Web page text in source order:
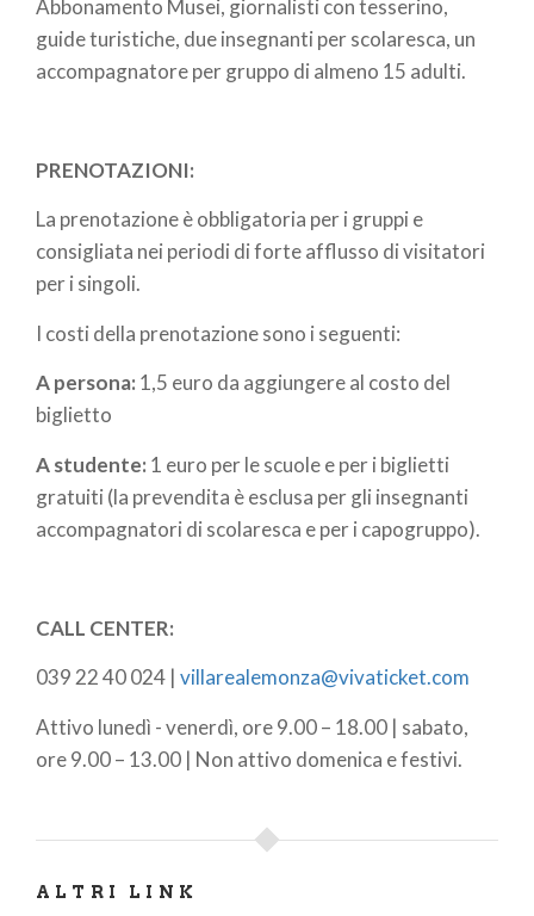
Abbonamento Musei, giornalisti con tesserino,
guide turistiche, due insegnanti per scolaresca, un
accompagnatore per gruppo di almeno 15 adulti.
PRENOTAZIONI:
La prenotazione è obbligatoria per i gruppi e
consigliata nei periodi di forte afflusso di visitatori
per i singoli.
I costi della prenotazione sono i seguenti:
A persona: 1,5 euro da aggiungere al costo del
biglietto
A studente: 1 euro​ per le scuole e per i biglietti
gratuiti (la prevendita è esclusa per gli insegnanti
accompagnatori di scolaresca e per i capogruppo).
CALL CENTER:
039 22 40 024 | villarealemonza@vivaticket.com
Attivo lunedì - venerdì, ore 9.00 – 18.00 | sabato,
ore 9.00 – 13.00 | Non attivo domenica e festivi.
ALTRI LINK